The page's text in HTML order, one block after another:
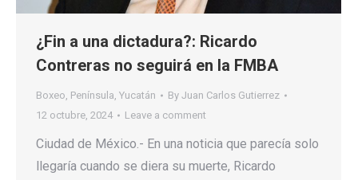
¿Fin a una dictadura?: Ricardo
Contreras no seguirá en la FMBA
Boxeo, Península, Yucatán By Juan Carlos Gutierrez
12 octubre, 2024
Leave a comment
Ciudad de México.- En una noticia que parecía solo
llegaría cuando se diera su muerte, Ricardo